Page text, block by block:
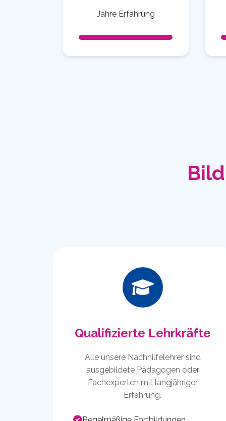
Jahre Erfahrung
Qualifizierte Lehrkräfte
Alle unsere Nachhilfelehrer sind
ausgebildete Pädagogen oder
Fachexperten mit langjähriger
Erfahrung.